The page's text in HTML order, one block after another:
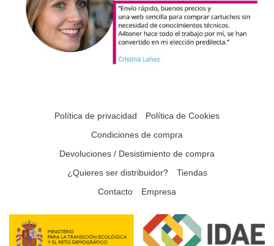
Política de privacidad
Política de Cookies
Condiciones de compra
Devoluciones / Desistimiento de compra
¿Quieres ser distribuidor?
Tiendas
Contacto
Empresa